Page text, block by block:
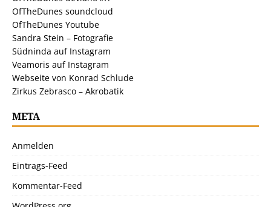
OfTheDunes soundcloud
OfTheDunes Youtube
Sandra Stein – Fotografie
Südninda auf Instagram
Veamoris auf Instagram
Webseite von Konrad Schlude
Zirkus Zebrasco – Akrobatik
META
Anmelden
Eintrags-Feed
Kommentar-Feed